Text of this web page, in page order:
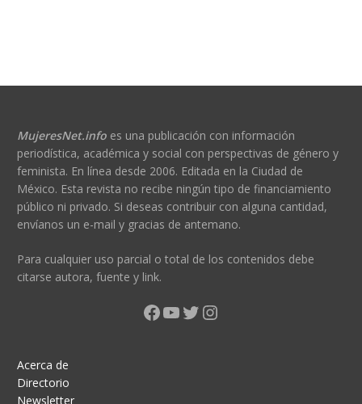
MujeresNet.infoes una publicación con información
periodística, académica y social con perspectivas de género y
feminista. En línea desde 2006. Editada en la Ciudad de
México. Esta revista no recibe ningún tipo de financiamiento
público ni privado. Si deseas contribuir con alguna cantidad,
envíanos un e-mail y gracias de antemano.
Para cualquier uso parcial o total de los contenidos debe
citarse autora, fuente y link.
Facebook
YouTube
Twitter
Instagram
Acerca de
Directorio
Newsletter